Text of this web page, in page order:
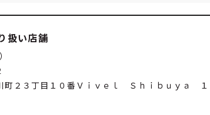
扱い店舗
町２３丁目１０番Ｖｉｖｅｌ Ｓｈｉｂｕｙａ